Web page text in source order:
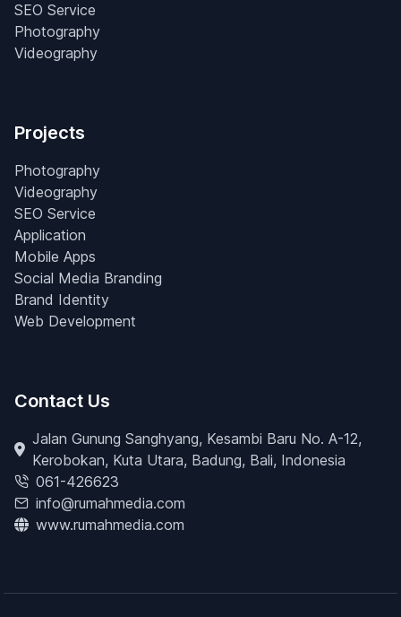
SEO Service
Photography
Videography
Projects
Photography
Videography
SEO Service
Application
Mobile Apps
Social Media Branding
Brand Identity
Web Development
Contact Us
Jalan Gunung Sanghyang, Kesambi Baru No. A-12,
Kerobokan, Kuta Utara, Badung, Bali, Indonesia
061-426623
info@rumahmedia.com
www.rumahmedia.com